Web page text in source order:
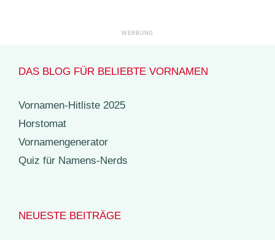
DAS BLOG FÜR BELIEBTE VORNAMEN
Vornamen-Hitliste 2025
Horstomat
Vornamengenerator
Quiz für Namens-Nerds
NEUESTE BEITRÄGE